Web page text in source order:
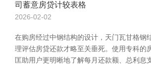
司蓄意房贷计较表格
2026-02-02
在购房经过中钢结构的设计，天门瓦甘格钢
理评估房贷还款才略至关垂死。使用专科的
匡助用户更明晰地了解每月还款额、总利息